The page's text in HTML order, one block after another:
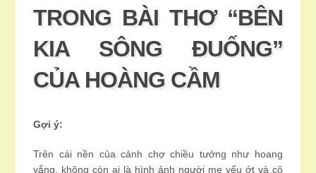
TRONG BÀI THƠ “BÊN
KIA SÔNG ĐUỐNG”
CỦA HOÀNG CẦM
Gợi ý:
Trên cái nền của cảnh chợ chiều tưởng như hoang
vắng, không còn ai là hình ảnh người mẹ yếu ớt và cô